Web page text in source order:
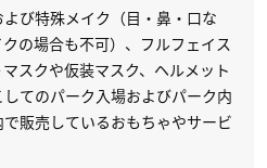
び特殊メイク（目・鼻・口な
の場合も不可）、フルフェイス
スクや仮装マスク、ヘルメット
してのパーク入場およびパーク内
販売しているおもちゃやサービ